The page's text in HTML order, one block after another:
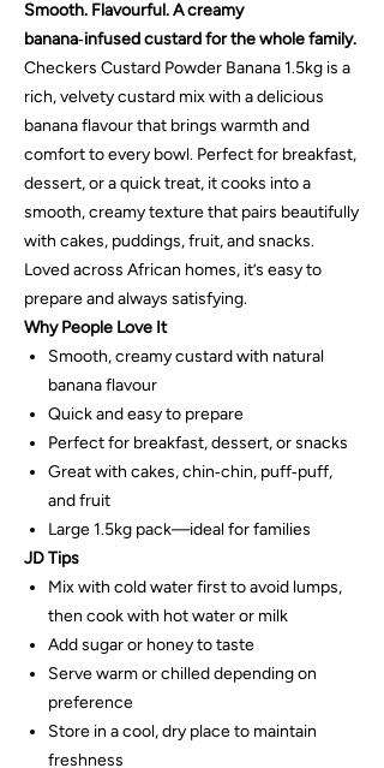
Smooth. Flavourful. A creamy
banana‑infused custard for the whole family.
Checkers Custard Powder Banana 1.5kg is a
rich, velvety custard mix with a delicious
banana flavour that brings warmth and
comfort to every bowl. Perfect for breakfast,
dessert, or a quick treat, it cooks into a
smooth, creamy texture that pairs beautifully
with cakes, puddings, fruit, and snacks.
Loved across African homes, it’s easy to
prepare and always satisfying.
Why People Love It
Smooth, creamy custard with natural
banana flavour
Quick and easy to prepare
Perfect for breakfast, dessert, or snacks
Great with cakes, chin‑chin, puff‑puff,
and fruit
Large 1.5kg pack—ideal for families
JD Tips
Mix with cold water first to avoid lumps,
then cook with hot water or milk
Add sugar or honey to taste
Serve warm or chilled depending on
preference
Store in a cool, dry place to maintain
freshness